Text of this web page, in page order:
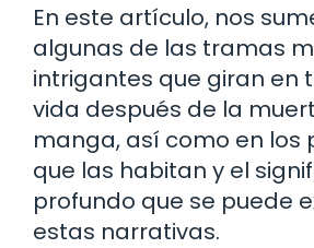
En este artículo, nos
algunas de las tramas
intrigantes que giran en
vida después de la
manga, así como en los
que las habitan y el
profundo que se puede
estas narrativas.